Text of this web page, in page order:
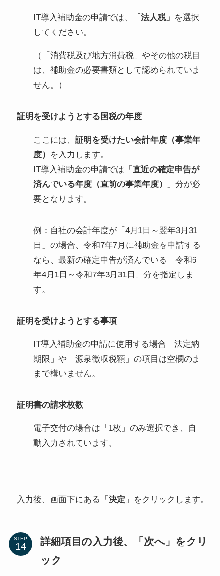
IT導入補助金の申請では、 「法人税」 を選択
してください。
（「消費税及び地方消費税」やその他の税目
は、補助金の必要書類として認められていま
せん。）
証明を受けようとする国税の年度
ここには、 証明を受けたい会計年度（事業年
度）
を入力します。
IT導入補助金の申請では「 直近の確定申告が
済んでいる年度（直前の事業年度）
」分が必
要となります。
例：自社の会計年度が「4月1日～翌年3月31
日」の場合、令和7年7月に補助金を申請する
なら、最新の確定申告が済んでいる「令和6
年4月1日～令和7年3月31日」分を指定しま
す。
証明を受けようとする事項
IT導入補助金の申請に使用する場合「法定納
期限」や「源泉徴収税額」の項目は空欄のま
まで構いません。
証明書の請求枚数
電子交付の場合は「1枚」のみ選択でき、自
動入力されています。
入力後、画面下にある「 決定 」をクリックします。
STEP
詳細項目の入力後、「次へ」をクリ
ック